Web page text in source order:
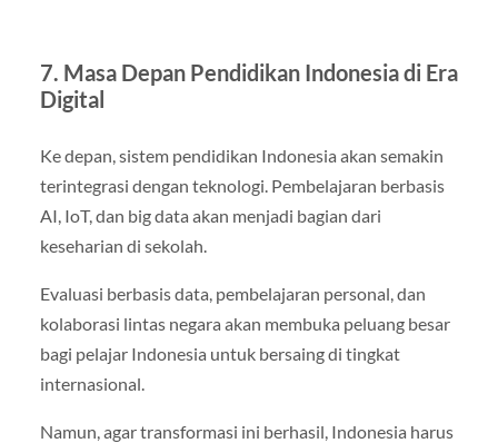
7. Masa Depan Pendidikan Indonesia di Era
Digital
Ke depan, sistem pendidikan Indonesia akan semakin
terintegrasi dengan teknologi. Pembelajaran berbasis
AI, IoT, dan big data akan menjadi bagian dari
keseharian di sekolah.
Evaluasi berbasis data, pembelajaran personal, dan
kolaborasi lintas negara akan membuka peluang besar
bagi pelajar Indonesia untuk bersaing di tingkat
internasional.
Namun, agar transformasi ini berhasil, Indonesia harus